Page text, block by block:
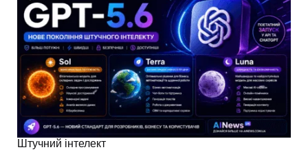
Штучний інтелект